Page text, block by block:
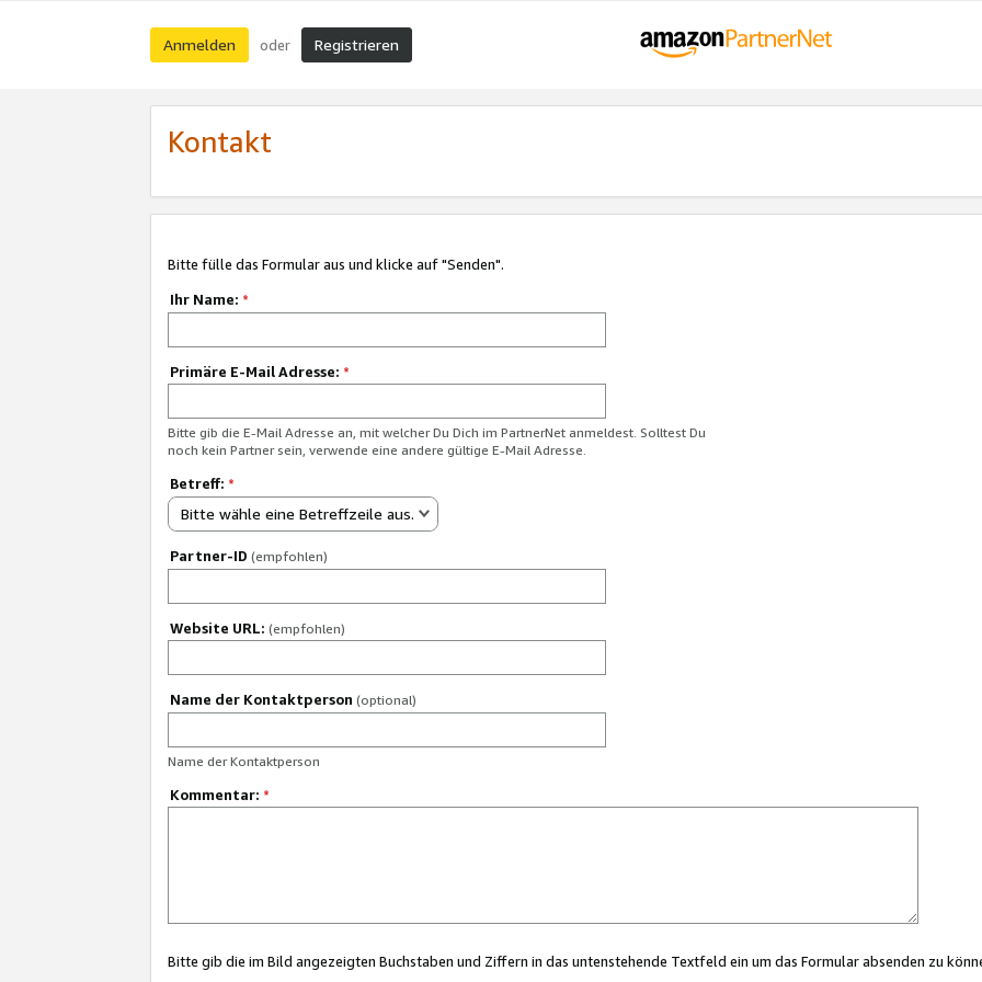
Anmelden oder Registrieren
Kontakt
Bitte fülle das Formular aus und klicke auf "Senden".
Ihr Name: *
Primäre E-Mail Adresse: *
Bitte gib die E-Mail Adresse an, mit welcher Du Dich im PartnerNet anmeldest. Solltest Du
noch kein Partner sein, verwende eine andere gültige E-Mail Adresse.
Betreff: *
Bitte wähle eine Betreffzeile aus.
Partner-ID (empfohlen)
Website URL: (empfohlen)
Name der Kontaktperson (optional)
Name der Kontaktperson
Kommentar: *
Bitte gib die im Bild angezeigten Buchstaben und Ziffern in das untenstehende Textfeld ein um das Formular absenden zu